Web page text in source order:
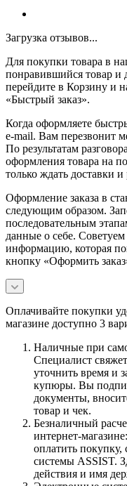
Загрузка отзывов...
Для покупки товара в
понравившийся товар и
перейдите в Корзину и
«Быстрый заказ».
Когда оформляете
e-mail. Вам перезвонит
По результатам
оформления товара на
только ждать доставки
Оформление заказа в
следующим образом.
последовательным
данные о себе.
информацию, которая
кнопку «Оформить
Оплачивайте покупки
магазине доступно 3
Наличные при
Специалист
уточнить время и
купюры. Вы
документы,
товар и чек.
Безналичный
интернет-
оплатить покупку,
системы ASSIST.
действия и имя